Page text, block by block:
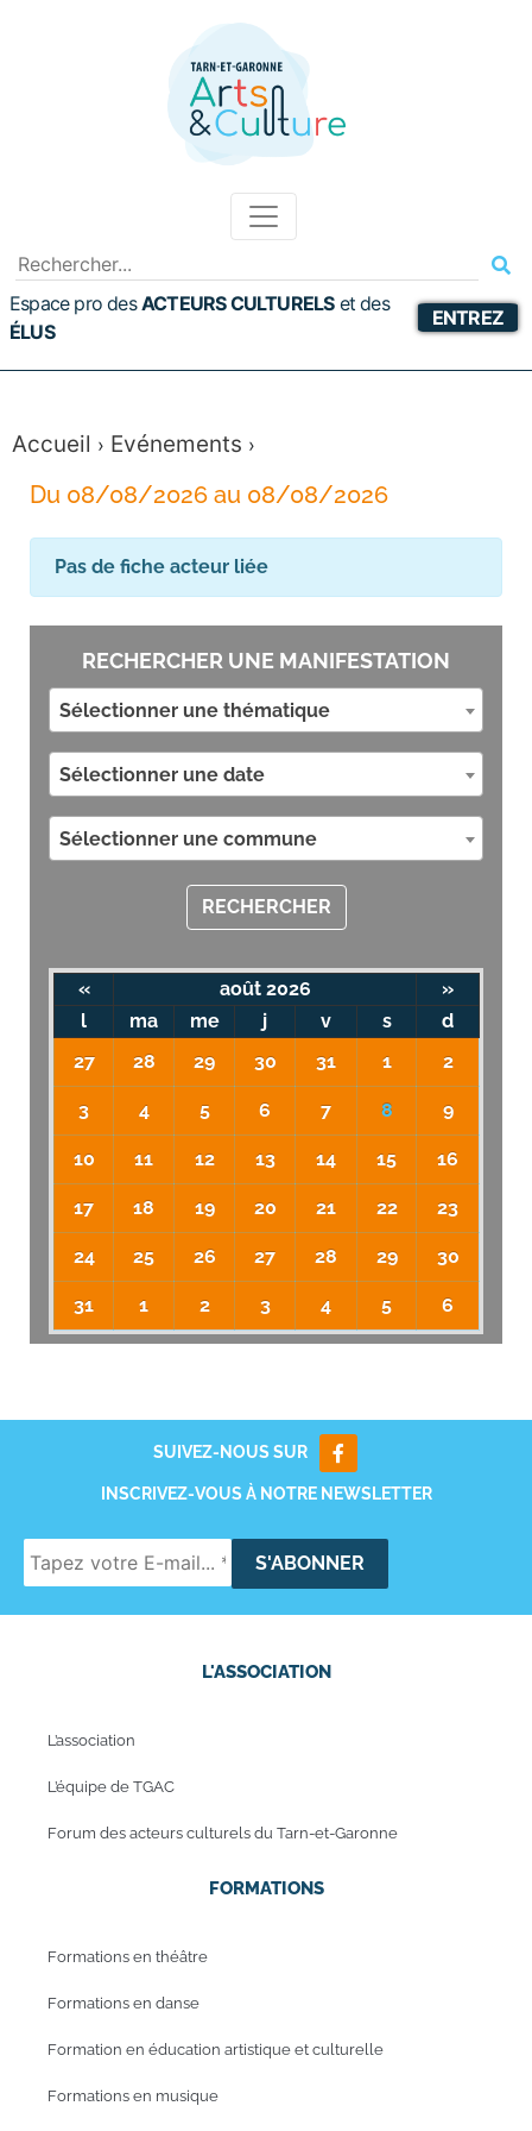
Espace pro desACTEURS CULTURELS etdes
ÉLUS
ENTREZ
Accueil › Evénements ›
Du 08/08/2026 au 08/08/2026
Pas de fiche acteur liée
RECHERCHER UNE MANIFESTATION
Sélectionner une thématique
Sélectionner une date
Sélectionner une commune
RECHERCHER
« août 2026
»
l
ma me j v s
d
27
28 29 30 31 1 2
3 4 5 6 7 8 9
10 11 12 13 14 15 16
17 18 19 20 21 22 23
24 25 26 27 28 29 30
31 1 2 3 4 5 6
SUIVEZ-NOUS SUR
INSCRIVEZ-VOUS À NOTRE NEWSLETTER
L'ASSOCIATION
L’association
L’équipe de TGAC
Forum des acteurs culturels du Tarn-et-Garonne
FORMATIONS
Formations en théâtre
Formations en danse
Formation en éducation artistique et culturelle
Formations en musique